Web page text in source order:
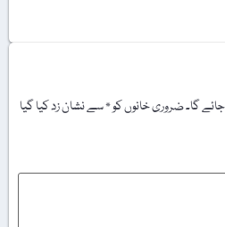
گا۔ضروری خانوں کو*سے نشان زد کیا گیا